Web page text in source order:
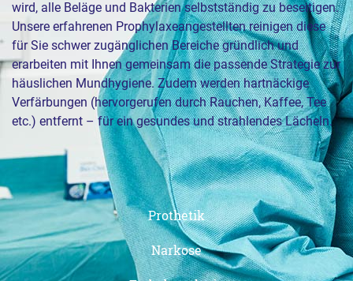
wird, alle Beläge und Bakterien selbstständig zu beseitigen.
Unsere erfahrenen Prophylaxeangestellten reinigen diese
für Sie schwer zugänglichen Bereiche gründlich und
erarbeiten mit Ihnen gemeinsam die passende Strategie zur
häuslichen Mundhygiene. Zudem werden hartnäckige
Verfärbungen (hervorgerufen durch Rauchen, Kaffee, Tee
etc.) entfernt – für ein gesundes und strahlendes Lächeln.
Prothetik
Narkose